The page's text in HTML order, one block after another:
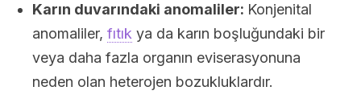
Karın duvarındaki anomaliler: Konjenital
anomaliler, fıtık ya da karın boşluğundaki bir
veya daha fazla organın eviserasyonuna
neden olan heterojen bozukluklardır.